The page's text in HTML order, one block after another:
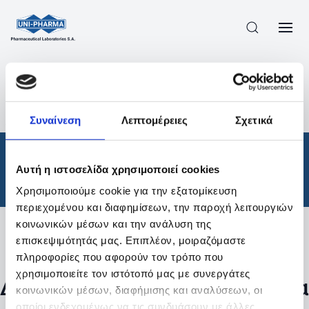
Συναίνεση Λεπτομέρειες Σχετικά
Αυτή η ιστοσελίδα χρησιμοποιεί cookies
Χρησιμοποιούμε cookie για την εξατομίκευση
περιεχομένου και διαφημίσεων, την παροχή λειτουργιών
κοινωνικών μέσων και την ανάλυση της
επισκεψιμότητάς μας. Επιπλέον, μοιραζόμαστε
πληροφορίες που αφορούν τον τρόπο που
χρησιμοποιείτε τον ιστότοπό μας με συνεργάτες
κοινωνικών μέσων, διαφήμισης και αναλύσεων, οι
οποίοι ενδεχομένως να τις συνδυάσουν με άλλες
ΠΡΟΪΟΝΤΑ
ΘΕΡΑΠΕΥΤΙΚΈΣ ΚΑΤΗΓΟΡΊΕΣ
/
ΑΠΟΤΕΛΕΣΜΑΤΑ ΑΝΑΖΗΤΗΣΗΣ
Θεραπευτικές Κατηγορίες
Φίλτρα
Δεν βρέθηκαν προϊόντα με τα